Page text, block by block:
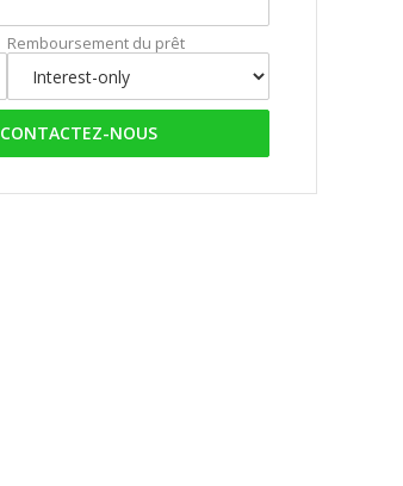
Remboursement du prêt
CONTACTEZ-NOUS